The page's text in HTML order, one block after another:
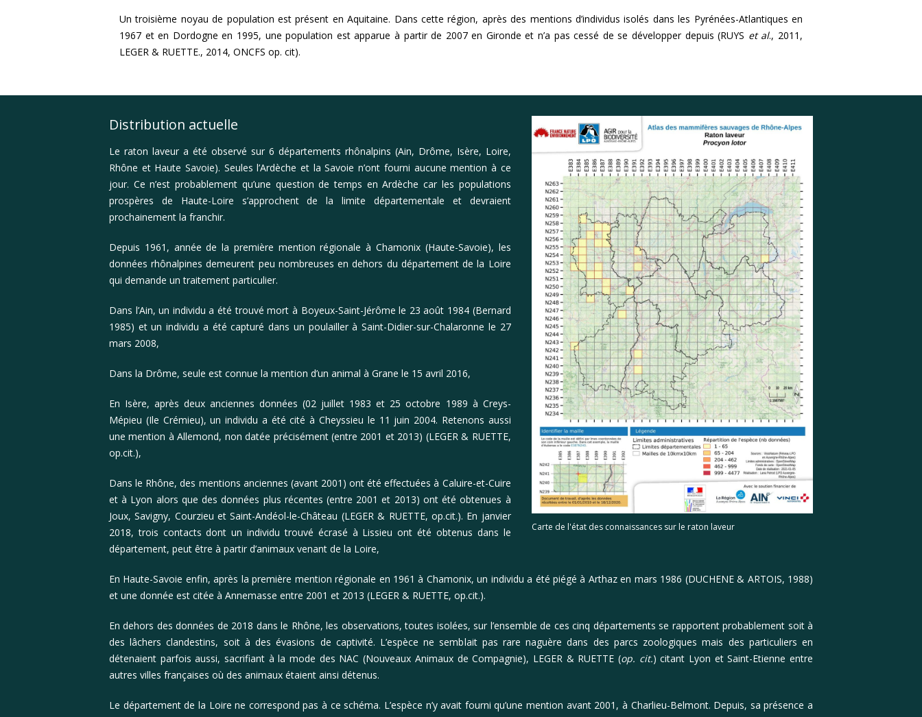
Un troisième noyau de population est présent en Aquitaine. Dans cette région, après des mentions d’individus isolés dans les Pyrénées-Atlantiques en
1967 et en Dordogne en 1995, une population est apparue à partir de 2007 en Gironde et n’a pas cessé de se développer depuis (RUYS et al., 2011,
LEGER & RUETTE., 2014, ONCFS op. cit).
Carte de l'état des connaissances sur le raton laveur
Distribution actuelle
Le raton laveur a été observé sur 6 départements rhônalpins (Ain, Drôme, Isère, Loire,
Rhône et Haute Savoie). Seules l’Ardèche et la Savoie n’ont fourni aucune mention à ce
jour. Ce n’est probablement qu’une question de temps en Ardèche car les populations
prospères de Haute-Loire s’approchent de la limite départementale et devraient
prochainement la franchir.
Depuis 1961, année de la première mention régionale à Chamonix (Haute-Savoie), les
données rhônalpines demeurent peu nombreuses en dehors du département de la Loire
qui demande un traitement particulier.
Dans l’Ain, un individu a été trouvé mort à Boyeux-Saint-Jérôme le 23 août 1984 (Bernard
1985) et un individu a été capturé dans un poulailler à Saint-Didier-sur-Chalaronne le 27
mars 2008,
Dans la Drôme, seule est connue la mention d’un animal à Grane le 15 avril 2016,
En Isère, après deux anciennes données (02 juillet 1983 et 25 octobre 1989 à Creys-
Mépieu (Ile Crémieu), un individu a été cité à Cheyssieu le 11 juin 2004. Retenons aussi
une mention à Allemond, non datée précisément (entre 2001 et 2013) (LEGER & RUETTE,
op.cit.),
Dans le Rhône, des mentions anciennes (avant 2001) ont été effectuées à Caluire-et-Cuire
et à Lyon alors que des données plus récentes (entre 2001 et 2013) ont été obtenues à
Joux, Savigny, Courzieu et Saint-Andéol-le-Château (LEGER & RUETTE, op.cit.). En janvier
2018, trois contacts dont un individu trouvé écrasé à Lissieu ont été obtenus dans le
département, peut être à partir d’animaux venant de la Loire,
En Haute-Savoie enfin, après la première mention régionale en 1961 à Chamonix, un individu a été piégé à Arthaz en mars 1986 (DUCHENE & ARTOIS, 1988)
et une donnée est citée à Annemasse entre 2001 et 2013 (LEGER & RUETTE, op.cit.).
En dehors des données de 2018 dans le Rhône, les observations, toutes isolées, sur l’ensemble de ces cinq départements se rapportent probablement soit à
des lâchers clandestins, soit à des évasions de captivité. L’espèce ne semblait pas rare naguère dans des parcs zoologiques mais des particuliers en
détenaient parfois aussi, sacrifiant à la mode des NAC (Nouveaux Animaux de Compagnie), LEGER & RUETTE (op. cit.) citant Lyon et Saint-Etienne entre
autres villes françaises où des animaux étaient ainsi détenus.
Le département de la Loire ne correspond pas à ce schéma. L’espèce n’y avait fourni qu’une mention avant 2001, à Charlieu-Belmont. Depuis, sa présence a